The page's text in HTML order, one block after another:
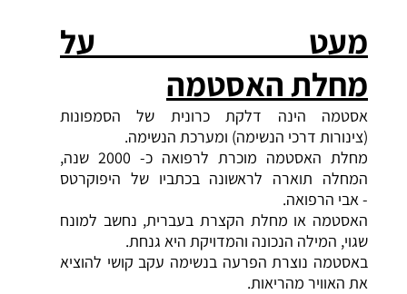
מעט על
מחלתהאסטמה
אסטמה הינה דלקת כרונית של הסמפונות
(צינורות דרכי הנשימה) ומערכת הנשימה.
מחלת האסטמה מוכרת לרפואה כ- 2000 שנה,
המחלה תוארה לראשונה בכתביו של היפוקרטס
- אבי הרפואה.
האסטמה או מחלת הקצרת בעברית, נחשב למונח
שגוי, המילה הנכונה והמדויקת היא גנחת.
באסטמה נוצרת הפרעה בנשימה עקב קושי להוציא
את האוויר מהריאות.